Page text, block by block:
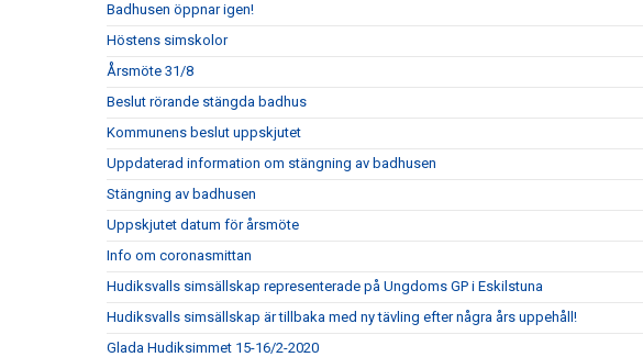
Badhusen öppnar igen!
Höstens simskolor
Årsmöte 31/8
Beslut rörande stängda badhus
Kommunens beslut uppskjutet
Uppdaterad information om stängning av badhusen
Stängning av badhusen
Uppskjutet datum för årsmöte
Info om coronasmittan
Hudiksvalls simsällskap representerade på Ungdoms GP i Eskilstuna
Hudiksvalls simsällskap är tillbaka med ny tävling efter några års uppehåll!
Glada Hudiksimmet 15-16/2-2020